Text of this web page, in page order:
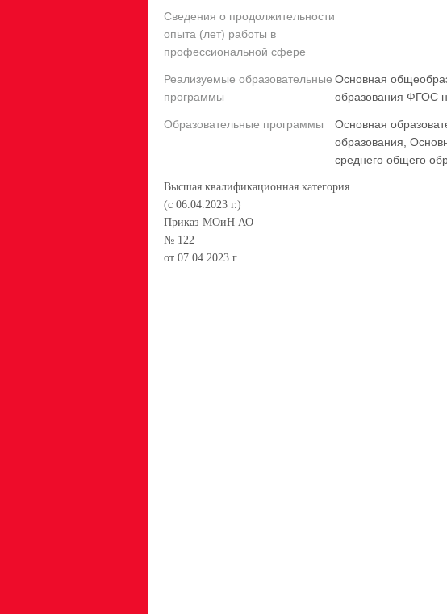
Сведения о продолжительности
опыта (лет) работы в
профессиональной сфере
Реализуемые образовательные
программы
Основная
образования ФГОС
Образовательные программы
Основная
образования,
среднего общего
Высшая квалификационная категория
(с 06.04.2023 г.)
Приказ МОиН АО
№ 122
от 07.04.2023 г.